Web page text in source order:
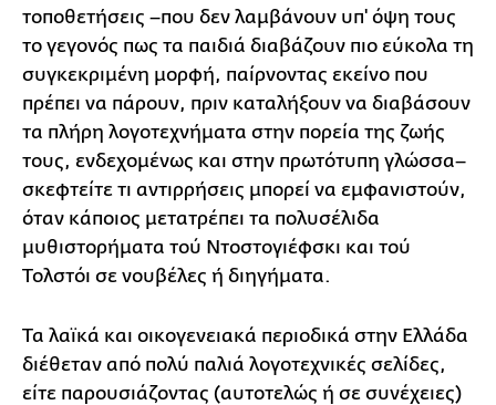
τοποθετήσεις –που δεν λαμβάνουν υπ' όψη τους
το γεγονός πως τα παιδιά διαβάζουν πιο εύκολα τη
συγκεκριμένη μορφή, παίρνοντας εκείνο που
πρέπει να πάρουν, πριν καταλήξουν να διαβάσουν
τα πλήρη λογοτεχνήματα στην πορεία της ζωής
τους, ενδεχομένως και στην πρωτότυπη γλώσσα–
σκεφτείτε τι αντιρρήσεις μπορεί να εμφανιστούν,
όταν κάποιος μετατρέπει τα πολυσέλιδα
μυθιστορήματα τού Ντοστογιέφσκι και τού
Τολστόι σε νουβέλες ή διηγήματα.
Τα λαϊκά και οικογενειακά περιοδικά στην Ελλάδα
διέθεταν από πολύ παλιά λογοτεχνικές σελίδες,
είτε παρουσιάζοντας (αυτοτελώς ή σε συνέχειες)